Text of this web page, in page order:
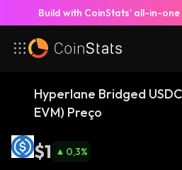
Build with CoinStats’ all-in-one
Hyperlane Bridged
EVM) Preço
$1 0,3%